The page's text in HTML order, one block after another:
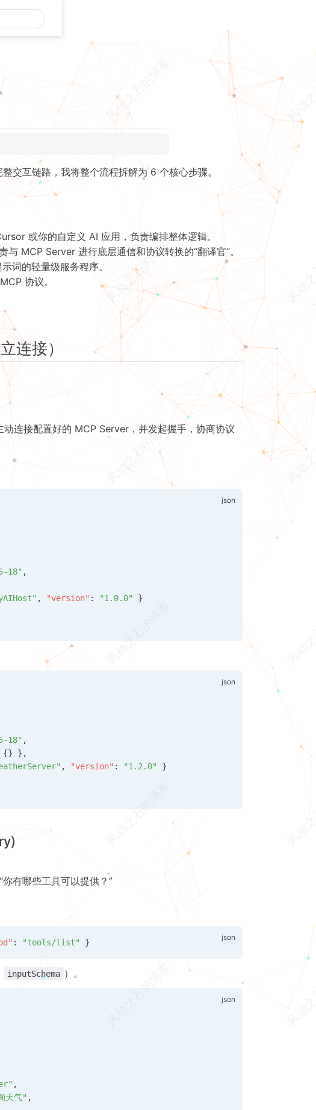
交互链路，我将整个流程拆解为 6 个核心步骤。
或你的自定义 AI 应用，负责编排整体逻辑。
与 MCP Server 进行底层通信和协议转换的“翻译官”。
词的轻量级服务程序。
协议。
连接）
连接配置好的 MCP Server，并发起握手，协商协议
18" ,
, "version" : "1.0.0"
}
18" ,
{} },
, "version" : "1.2.0"
}
有哪些工具可以提供？”
: "tools/list" }
inputSchema ）。
,
天气" ,